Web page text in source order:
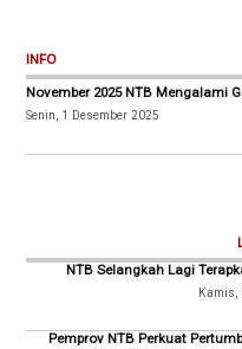
INFO
November 2025 NTB Mengalami
Senin, 1 Desember 2025
NTB Selangkah Lagi
Kamis,
Pemprov NTB Perkuat